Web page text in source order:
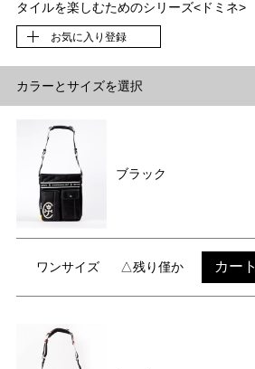
タイルを楽しむためのシリーズ<ドミネ>
お気に入り登録
カラーとサイズを選択
ブラック
ワンサイズ △残り僅か カー